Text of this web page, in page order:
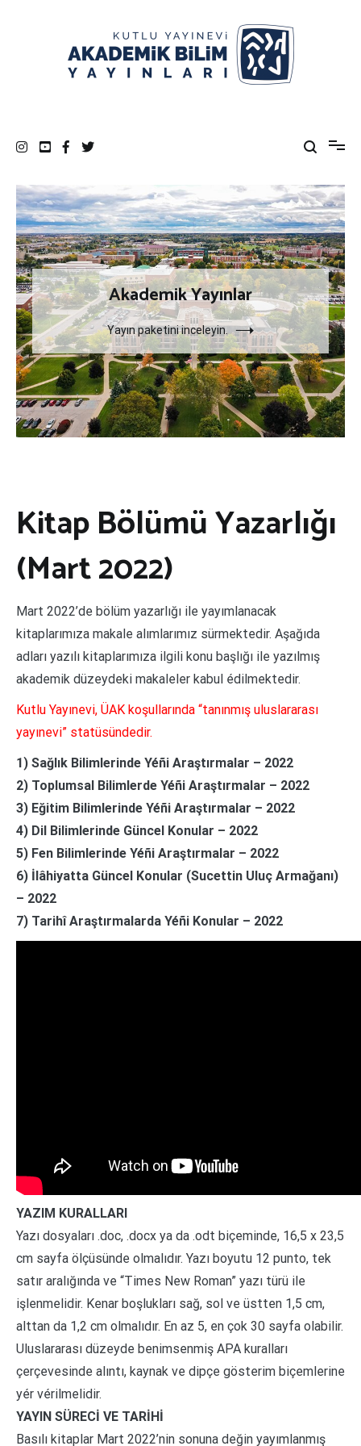
Akademik Yayınlar
Yayın paketini inceleyin.
Kitap Bölümü Yazarlığı
(Mart 2022)
Mart 2022’de bölüm yazarlığı ile yayımlanacak
kitaplarımıza makale alımlarımız sürmektedir. Aşağıda
adları yazılı kitaplarımıza ilgili konu başlığı ile yazılmış
akademik düzeydeki makaleler kabul édilmektedir.
Kutlu Yayınevi, ÜAK koşullarında “tanınmış uluslararası
yayınevi” statüsündedir.
1) Sağlık Bilimlerinde Yéñi Araştırmalar – 2022
2) Toplumsal Bilimlerde Yéñi Araştırmalar – 2022
3) Eğitim Bilimlerinde Yéñi Araştırmalar – 2022
4) Dil Bilimlerinde Güncel Konular – 2022
5) Fen Bilimlerinde Yéñi Araştırmalar – 2022
6) İlâhiyatta Güncel Konular (Sucettin Uluç Armağanı)
– 2022
7) Tarihî Araştırmalarda Yéñi Konular – 2022
YAZIM KURALLARI
Yazı dosyaları .doc, .docx ya da .odt biçeminde, 16,5 x 23,5
cm sayfa ölçüsünde olmalıdır. Yazı boyutu 12 punto, tek
satır aralığında ve “Times New Roman” yazı türü ile
işlenmelidir. Kenar boşlukları sağ, sol ve üstten 1,5 cm,
alttan da 1,2 cm olmalıdır. En az 5, en çok 30 sayfa olabilir.
Uluslararası düzeyde benimsenmiş APA kuralları
çerçevesinde alıntı, kaynak ve dipçe gösterim biçemlerine
yér vérilmelidir.
YAYIN SÜRECİ VE TARİHİ
Basılı kitaplar Mart 2022’nin sonuna değin yayımlanmış